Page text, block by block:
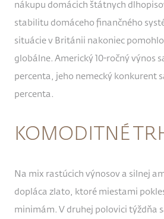
nákupu domácich štátnych
stabilitu domáceho finančného
situácie v Británii nakoniec
globálne. Americký 10-ročný výnos
percenta, jeho nemecký konkurent
percenta.
KOMODITNÉ
Na mix rastúcich výnosov a silnej
dopláca zlato, ktoré miestami
minimám. V druhej polovici týždňa